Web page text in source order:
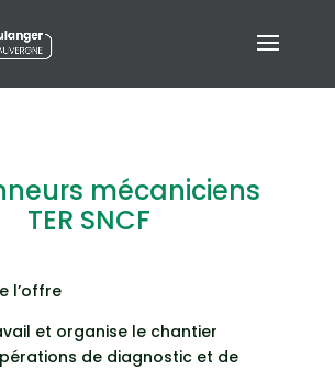
mécaniciens
TER SNCF
l’offre
et organise le chantier
de diagnostic et de